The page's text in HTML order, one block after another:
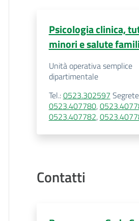
Psicologia clinica,
minori e salute
Unità operativa semplice
dipartimentale
Tel.:0523.302597
0523.407780,
0523.407782,
Contatti